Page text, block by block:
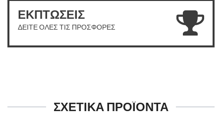
ΕΚΠΤΩΣΕΙΣ
ΔΕΙΤΕ ΟΛΕΣ ΤΙΣ ΠΡΟΣΦΟΡΕΣ
ΣΧΕΤΙΚΑ ΠΡΟΪΟΝΤΑ